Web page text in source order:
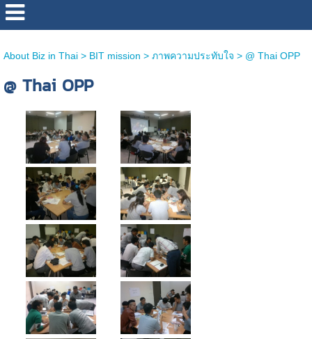
http://www.bizinthai.com/
About Biz in Thai> BIT mission > ภาพความประทับใจ > @ Thai OPP
@ Thai OPP